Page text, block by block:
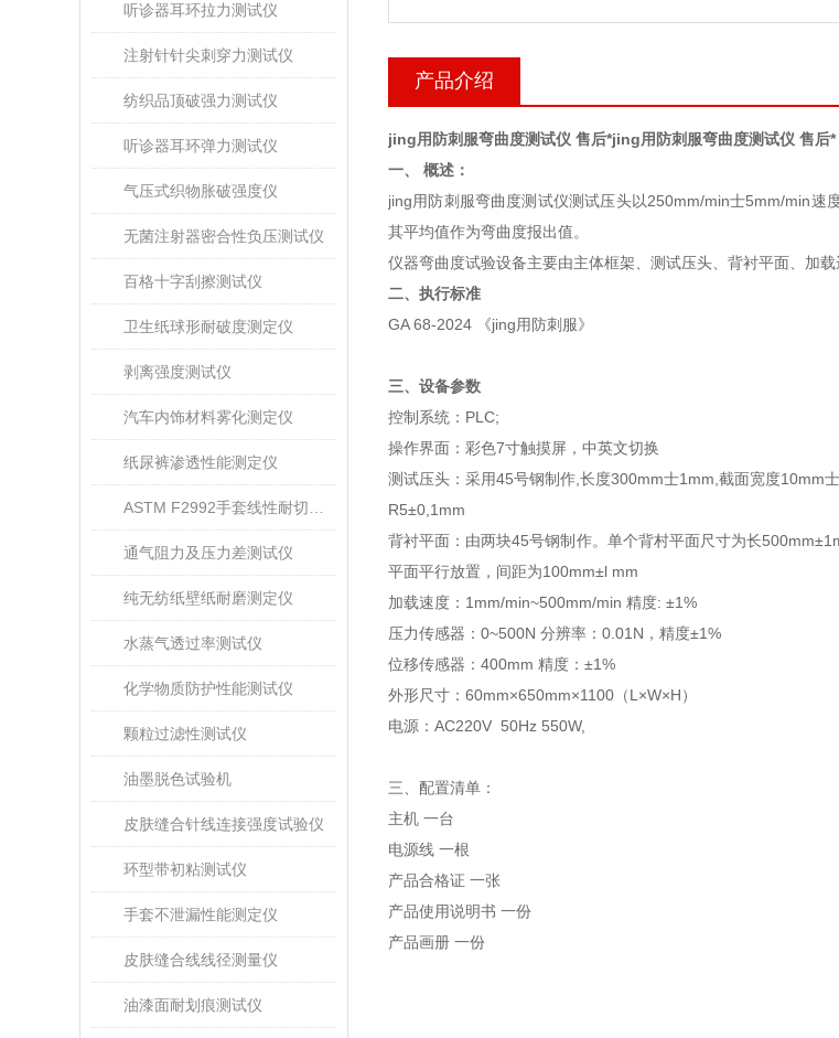
听诊器耳环拉力测试仪
注射针针尖刺穿力测试仪
纺织品顶破强力测试仪
听诊器耳环弹力测试仪
气压式织物胀破强度仪
无菌注射器密合性负压测试仪
百格十字刮擦测试仪
卫生纸球形耐破度测定仪
剥离强度测试仪
汽车内饰材料雾化测定仪
纸尿裤渗透性能测定仪
通气阻力及压力差测试仪
纯无纺纸壁纸耐磨测定仪
水蒸气透过率测试仪
化学物质防护性能测试仪
颗粒过滤性测试仪
油墨脱色试验机
皮肤缝合针线连接强度试验仪
环型带初粘测试仪
手套不泄漏性能测定仪
皮肤缝合线线径测量仪
油漆面耐划痕测试仪
产品介绍
jing用防刺服弯曲度测试仪 售后*jing用防刺服弯曲度测试仪 售后*
一、 概述：
jing用防刺服弯曲度测试仪测试压头以250mm/min士5mm/min速
其平均值作为弯曲度报出值。
仪器弯曲度试验设备主要由主体框架、测试压头、背衬平面、加载
二、执行标准
GA 68-2024 《jing用防刺服》
三、设备参数
控制系统：PLC;
操作界面：彩色7寸触摸屏，中英文切换
测试压头：采用45号钢制作,长度300mm士1mm,截面宽度10mm
R5±0,1mm
背衬平面：由两块45号钢制作。单个背村平面尺寸为长
平面平行放置，间距为100mm±l mm
加载速度：1mm/min~500mm/min 精度: ±1%
压力传感器：0~500N 分辨率：0.01N，精度±1%
位移传感器：400mm 精度：±1%
外形尺寸：60mm×650mm×1100（L×W×H）
电源：AC220V 50Hz 550W,
三、配置清单：
主机 一台
电源线 一根
产品合格证 一张
产品使用说明书 一份
产品画册 一份